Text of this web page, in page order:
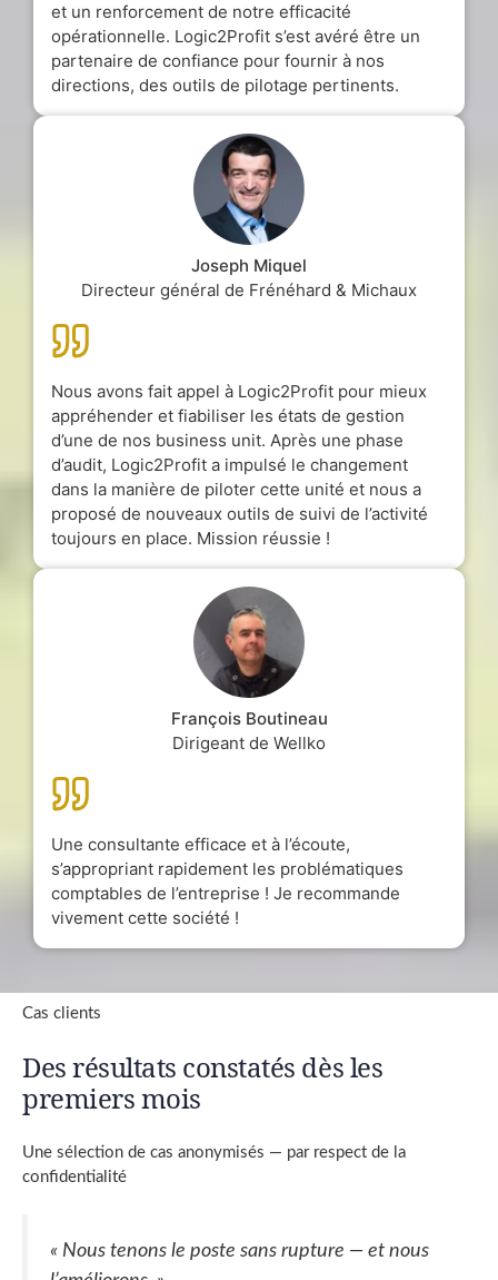
et un renforcement de notre efficacité
opérationnelle. Logic2Profit s’est avéré être un
partenaire de confiance pour fournir à nos
directions, des outils de pilotage pertinents.
Joseph Miquel
Directeur général de Frénéhard & Michaux
Nous avons fait appel à Logic2Profit pour mieux
appréhender et fiabiliser les états de gestion
d’une de nos business unit. Après une phase
d’audit, Logic2Profit a impulsé le changement
dans la manière de piloter cette unité et nous a
proposé de nouveaux outils de suivi de l’activité
toujours en place. Mission réussie !
François Boutineau
Dirigeant de Wellko
Une consultante efficace et à l’écoute,
s’appropriant rapidement les problématiques
comptables de l’entreprise ! Je recommande
vivement cette société !
Cas clients
Des résultats constatés dès les
premiers mois
Une sélection de cas anonymisés — par respect de la
confidentialité
« Nous tenons le poste sans rupture — et nous